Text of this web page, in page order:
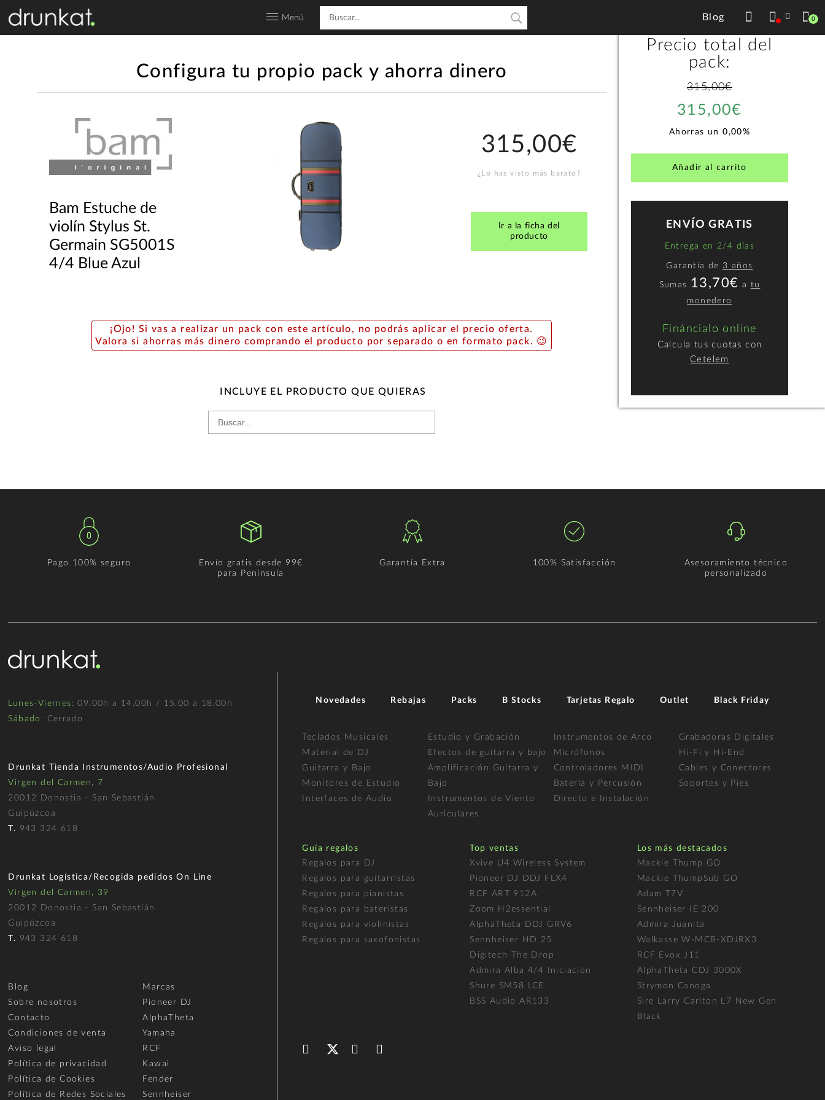
Menú Blog 0
Configura tu propio pack y ahorra dinero
Bam Estuche de
violín Stylus St.
Germain SG5001S
4/4 Blue Azul
315,00€
¿Lo has visto más barato?
Ir a la ficha del
producto
¡Ojo! Si vas a realizar un pack con este artículo, no podrás aplicar el precio oferta.
Valora si ahorras más dinero comprando el producto por separado o en formato pack. 😉
INCLUYE EL PRODUCTO QUE QUIERAS
Precio total del
pack:
315,00€
315,00€
Ahorras un0,00%
Añadir al carrito
ENVÍO GRATIS
Entrega en 2/4 días
Garantía de 3 años
Sumas 13,70€ a tu
monedero
Fináncialo online
Calcula tus cuotas con
Cetelem
Pago 100% seguro
Envío gratis desde 99€
para Península
Garantía Extra 100% Satisfacción
Asesoramiento técnico
personalizado
Lunes-Viernes : 09.00h a 14.00h / 15.00 a 18.00h
Sábado : Cerrado
Drunkat Tienda Instrumentos/Audio Profesional
Virgen del Carmen, 7
20012 Donostia - San Sebastián
Guipúzcoa
T. 943 324 618
Drunkat Logística/Recogida pedidos On Line
Virgen del Carmen, 39
20012 Donostia - San Sebastián
Guipúzcoa
T. 943 324 618
Blog
Sobre nosotros
Contacto
Condiciones de venta
Aviso legal
Política de privacidad
Política de Cookies
Política de Redes Sociales
Marcas
Pioneer DJ
AlphaTheta
Yamaha
RCF
Kawai
Fender
Sennheiser
Novedades Rebajas Packs B Stocks Tarjetas Regalo Outlet Black Friday
Teclados Musicales
Material de DJ
Guitarra y Bajo
Monitores de Estudio
Interfaces de Audio
Estudio y Grabación
Efectos de guitarra y bajo
Amplificación Guitarra y
Bajo
Instrumentos de Viento
Auriculares
Instrumentos de Arco
Micrófonos
Controladores MIDI
Batería y Percusión
Directo e Instalación
Grabadoras Digitales
Hi-Fi y Hi-End
Cables y Conectores
Soportes y Pies
Guía regalos
Regalos para DJ
Regalos para guitarristas
Regalos para pianistas
Regalos para bateristas
Regalos para violinistas
Regalos para saxofonistas
Top ventas
Xvive U4 Wireless System
Pioneer DJ DDJ FLX4
RCF ART 912A
Zoom H2essential
AlphaTheta DDJ GRV6
Sennheiser HD 25
Digitech The Drop
Admira Alba 4/4 Iniciación
Shure SM58 LCE
BSS Audio AR133
Los más destacados
Mackie Thump GO
Mackie ThumpSub GO
Adam T7V
Sennheiser IE 200
Admira Juanita
Walkasse W-MCB-XDJRX3
RCF Evox J11
AlphaTheta CDJ 3000X
Strymon Canoga
Sire Larry Carlton L7 New Gen
Black